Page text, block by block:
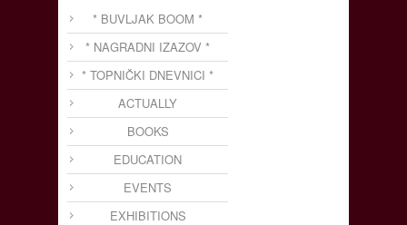
* BUVLJAK BOOM *
* NAGRADNI IZAZOV *
* TOPNIČKI DNEVNICI *
ACTUALLY
BOOKS
EDUCATION
EVENTS
EXHIBITIONS